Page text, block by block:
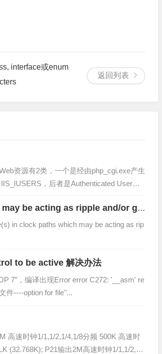
返回列表
interface或enum
资源有2类，一个是经由php_cgi.exe产生
，后者是Authenticated User或
as ripple and/or gat
in clock paths which may be acting as rip
to be active 解决办法
7”，编译出现Error error C272: '__asm' re
件----option for file"...
高速时钟1/1,1/2,1/4,1/8分频 500K 高速时
(32.768K); P21输出2M高速时钟1/1,1/2,1/